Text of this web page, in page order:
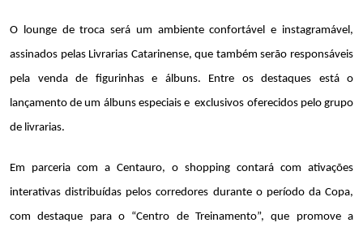
O lounge de troca será um ambiente confortável e instagramável,
assinados pelas Livrarias Catarinense, que também serão responsáveis
pela venda de figurinhas e álbuns. Entre os destaques está o
lançamento de um álbuns especiais e  exclusivos oferecidos pelo grupo
de livrarias.
Em parceria com a Centauro, o shopping contará com ativações
interativas distribuídas pelos corredores durante o período da Copa,
com destaque para o “Centro de Treinamento”, que promove a